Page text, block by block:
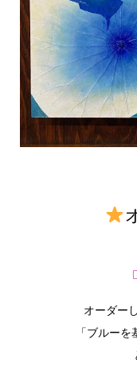
オーダー
「ブルーを